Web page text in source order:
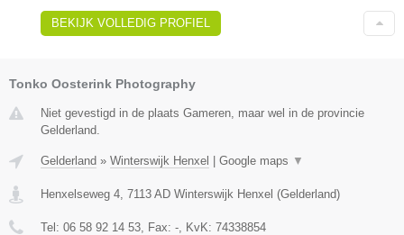
BEKIJK VOLLEDIG PROFIEL
Tonko Oosterink Photography
Niet gevestigd in de plaats Gameren, maar wel in de provincie
Gelderland.
Gelderland » Winterswijk Henxel Google maps ▼
Henxelseweg 4 7113 AD Winterswijk Henxel (Gelderland)
Tel: 06 58 92 14 53 , Fax: - , KvK: 74338854